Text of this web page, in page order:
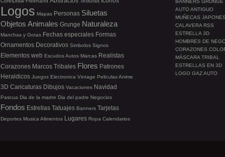
BANNERS GRUNGE
AUTO ANTIGUO
MUÑECAS
CALAVERA RSS
ESTRELLA 3D
HOMBRES DE
CORAZONES
MÁSCARA TRIBAL
ESTRELLAS EN 3D
LOGO GAZ AUTO
Logos Mapas Personas Siluetas
Objetos Animales Grunge Naturaleza
Manchas y Gotas Fechas especiales Formas
Ornamentos Decorativos Simbolos Signos
Elementos web EscudosAutos Marcas Realistas
Corazones Marcos Tribales Flores Patrones
Heraldicos Juegos Electronica Vintage PeliculasAnime
3D Caricaturas Dibujos Vacaciones Navidad
Pascua Dia de la madre Dia del padre Negocios
Fondos Estrellas Tatuajes Banners Tarjetas
Deportes Musica Alimentos Lugares Ropa Calendarios